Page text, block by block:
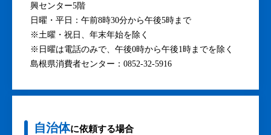
興センター5階
日曜・平日：午前8時30分から午後5時まで
※土曜・祝日、年末年始を除く
※日曜は電話のみで、午後0時から午後1時までを除く
島根県消費者センター：0852-32-5916
自治体に依頼する場合